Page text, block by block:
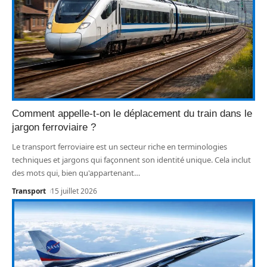
Comment appelle-t-on le déplacement du train dans le
jargon ferroviaire ?
Le transport ferroviaire est un secteur riche en terminologies
techniques et jargons qui façonnent son identité unique. Cela inclut
des mots qui, bien qu'appartenant…
Transport 15 juillet 2026